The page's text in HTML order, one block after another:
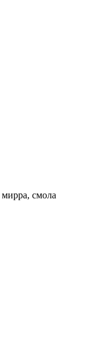
мирра, смола